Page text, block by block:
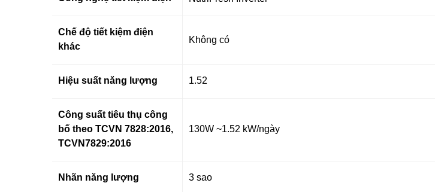
Chế độ tiết kiệm điện
khác
Không có
Hiệu suất năng lượng 1.52
Công suất tiêu thụ công
bố theo TCVN 7828:2016,
TCVN7829:2016
130W ~1.52 kW/ngày
Nhãn năng lượng 3 sao